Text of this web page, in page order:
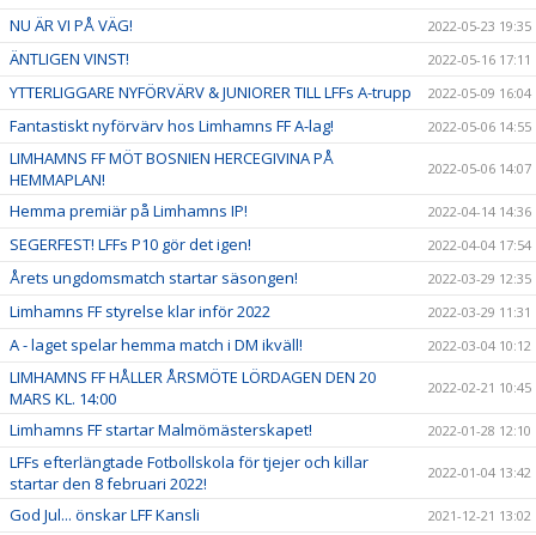
NU ÄR VI PÅ VÄG! 2022-05-23 19:35
ÄNTLIGEN VINST! 2022-05-16 17:11
YTTERLIGGARE NYFÖRVÄRV & JUNIORER TILL LFFs A-trupp 2022-05-09 16:04
Fantastiskt nyförvärv hos Limhamns FF A-lag! 2022-05-06 14:55
LIMHAMNS FF MÖT BOSNIEN HERCEGIVINA PÅ
HEMMAPLAN!
2022-05-06 14:07
Hemma premiär på Limhamns IP! 2022-04-14 14:36
SEGERFEST! LFFs P10 gör det igen! 2022-04-04 17:54
Årets ungdomsmatch startar säsongen! 2022-03-29 12:35
Limhamns FF styrelse klar inför 2022 2022-03-29 11:31
A - laget spelar hemma match i DM ikväll! 2022-03-04 10:12
LIMHAMNS FF HÅLLER ÅRSMÖTE LÖRDAGEN DEN 20
MARS KL. 14:00
2022-02-21 10:45
Limhamns FF startar Malmömästerskapet! 2022-01-28 12:10
LFFs efterlängtade Fotbollskola för tjejer och killar
startar den 8 februari 2022!
2022-01-04 13:42
God Jul... önskar LFF Kansli 2021-12-21 13:02